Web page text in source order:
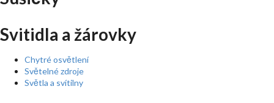
Svitidla a žárovky
Chytré osvětlení
Světelné zdroje
Světla a svítilny